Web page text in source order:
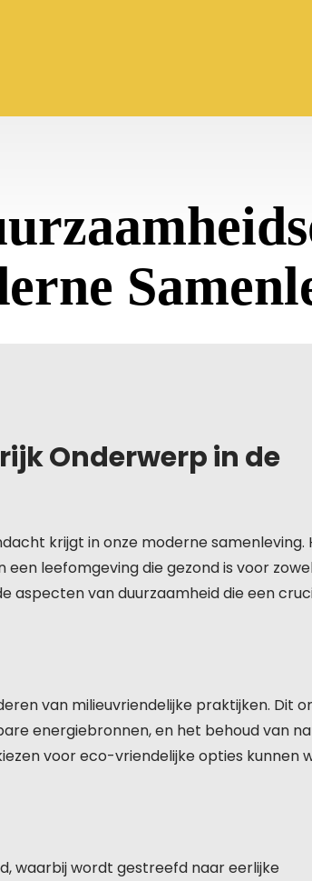
Onderwerp in de
krijgt in onze moderne samenleving.
leefomgeving die gezond is voor
aspecten van duurzaamheid die een
van milieuvriendelijke praktijken. Dit
energiebronnen, en het behoud van
voor eco-vriendelijke opties kunnen
waarbij wordt gestreefd naar eerlijke